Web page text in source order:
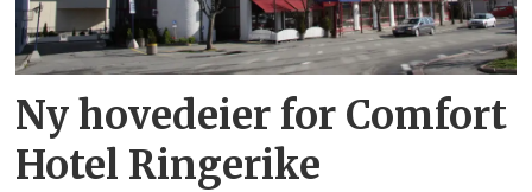
Ny hovedeier for Comfort
Hotel Ringerike